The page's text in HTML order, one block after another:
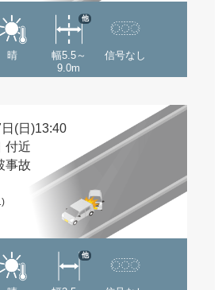
晴
幅5.5～
9.0m
他
信号なし
(日)13:40
付近
事故
他